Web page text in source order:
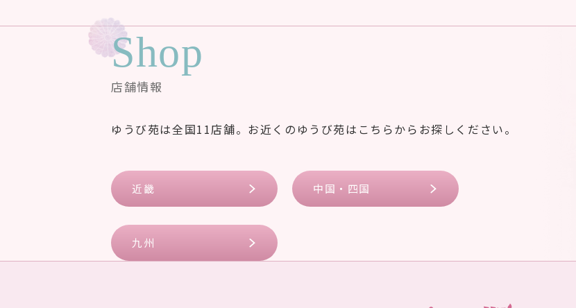
Shop
店舗情報
ゆうび苑は全国11店舗。お近くのゆうび苑はこちらからお探しください。
近畿 中国・四国
九州